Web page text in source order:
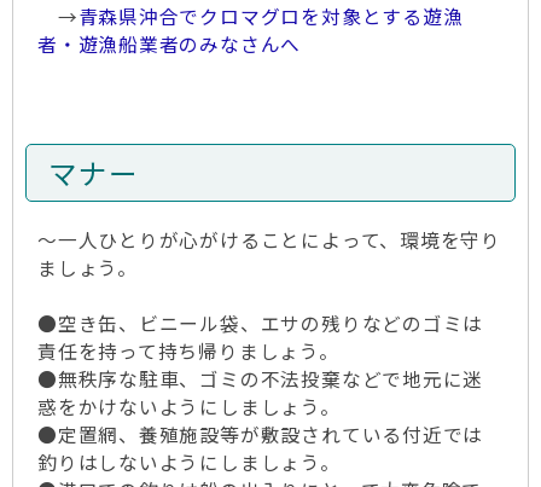
→青森県沖合でクロマグロを対象とする遊漁
者・遊漁船業者のみなさんへ
マナー
～一人ひとりが心がけることによって、環境を守り
ましょう。
●空き缶、ビニール袋、エサの残りなどのゴミは
責任を持って持ち帰りましょう。
●無秩序な駐車、ゴミの不法投棄などで地元に迷
惑をかけないようにしましょう。
●定置網、養殖施設等が敷設されている付近では
釣りはしないようにしましょう。